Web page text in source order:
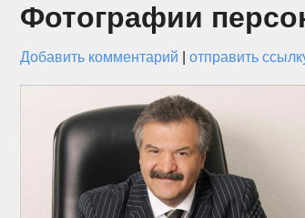
Фотографии
Добавить комментарий отправить